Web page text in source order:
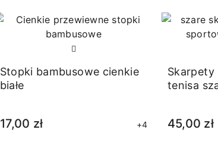
Stopki bambusowe cienkie
białe
17,00 zł +4
tenisa
45,00 zł